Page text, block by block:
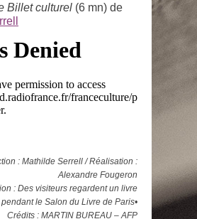
Billet culturel (6 mn) de
: Mathilde Serrell / Réalisation :
Alexandre Fougeron
: Des visiteurs regardent un livre
le Salon du Livre de Paris•
Crédits : MARTIN BUREAU – AFP